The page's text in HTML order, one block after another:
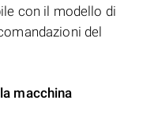
con il modello di
del
macchina